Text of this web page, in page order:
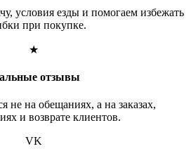
условия езды и помогаем избежать
при покупке.
★
отзывы
не на обещаниях, а на заказах,
и возврате клиентов.
VK